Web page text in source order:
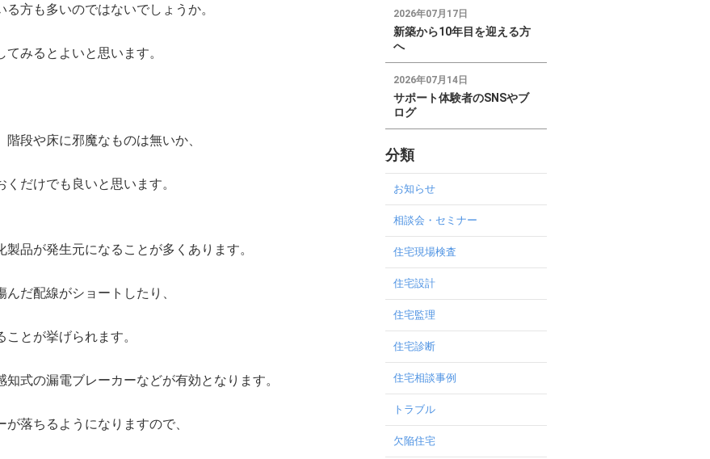
方も多いのではないでしょうか。
みるとよいと思います。
段や床に邪魔なものは無いか、
だけでも良いと思います。
品が発生元になることが多くあります。
だ配線がショートしたり、
とが挙げられます。
式の漏電ブレーカーなどが有効となります。
落ちるようになりますので、
2026年07月17日
新築から10年目を迎える方
へ
2026年07月14日
サポート体験者のSNSやブ
ログ
分類
お知らせ
相談会・セミナー
住宅現場検査
住宅設計
住宅監理
住宅診断
住宅相談事例
トラブル
欠陥住宅